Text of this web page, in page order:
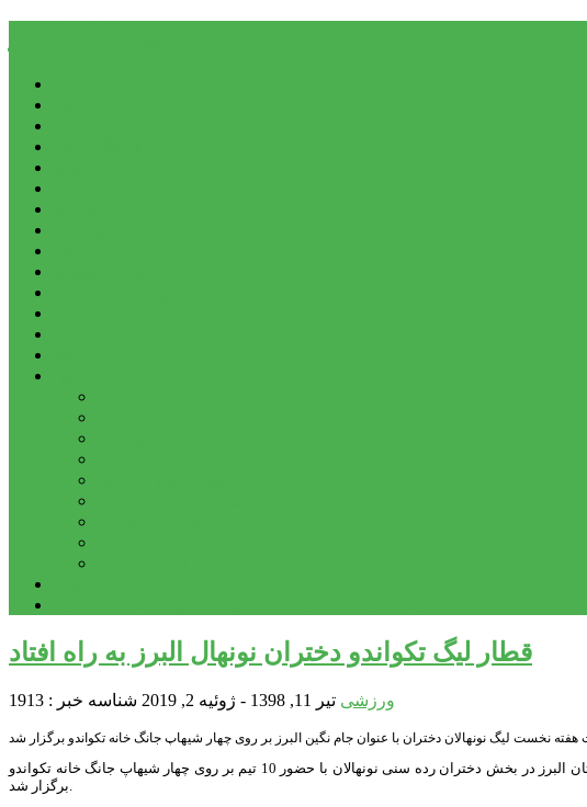
قطار لیگ تکواندو دختران نونهال البرز به راه افتاد
ورزشی تیر 11, 1398 - ژوئیه 2, 2019 شناسه خبر : 1913
به گزارش پایگاه خبری پیشتازان البرز ، مسابقات هفته اول لیگ تکواندو باشگاه های استان البرز در بخش دختران رده سنی نونهالان با حضور 10 تیم بر روی چهار شیهاپ جانگ خانه تکواندو
برگزار شد.